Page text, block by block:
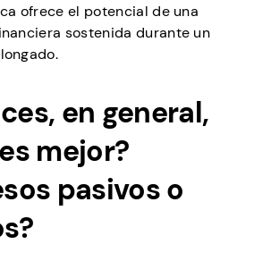
ofrece el potencial de una
sostenida durante un
en general,
mejor?
pasivos o